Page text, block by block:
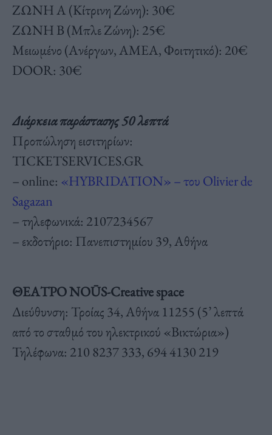
ΖΩΝΗ Α (Κίτρινη Ζώνη): 30€
ΖΩΝΗ Β (Μπλε Ζώνη): 25€
Μειωμένο (Ανέργων, ΑΜΕΑ, Φοιτητικό): 20€
DOOR: 30€
Διάρκεια παράστασης 50 λεπτά
Προπώληση εισιτηρίων:
TICKETSERVICES.GR
– online: «HYBRIDATION» – του Olivier de
Sagazan
– τηλεφωνικά: 2107234567
– εκδοτήριο: Πανεπιστημίου 39, Αθήνα
ΘΕΑΤΡΟ NOŪS-Creative space
Διεύθυνση: Τροίας 34, Αθήνα 11255 (5’ λεπτά
από το σταθμό του ηλεκτρικού «Βικτώρια»)
Τηλέφωνα: 210 8237 333, 694 4130 219